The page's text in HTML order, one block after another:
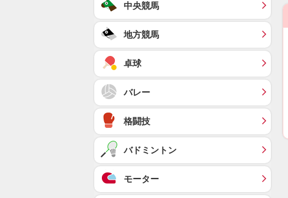
中央競馬
地方競馬
卓球
バレー
格闘技
バドミントン
モーター